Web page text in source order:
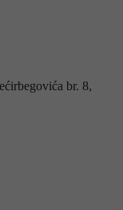
br. 8,